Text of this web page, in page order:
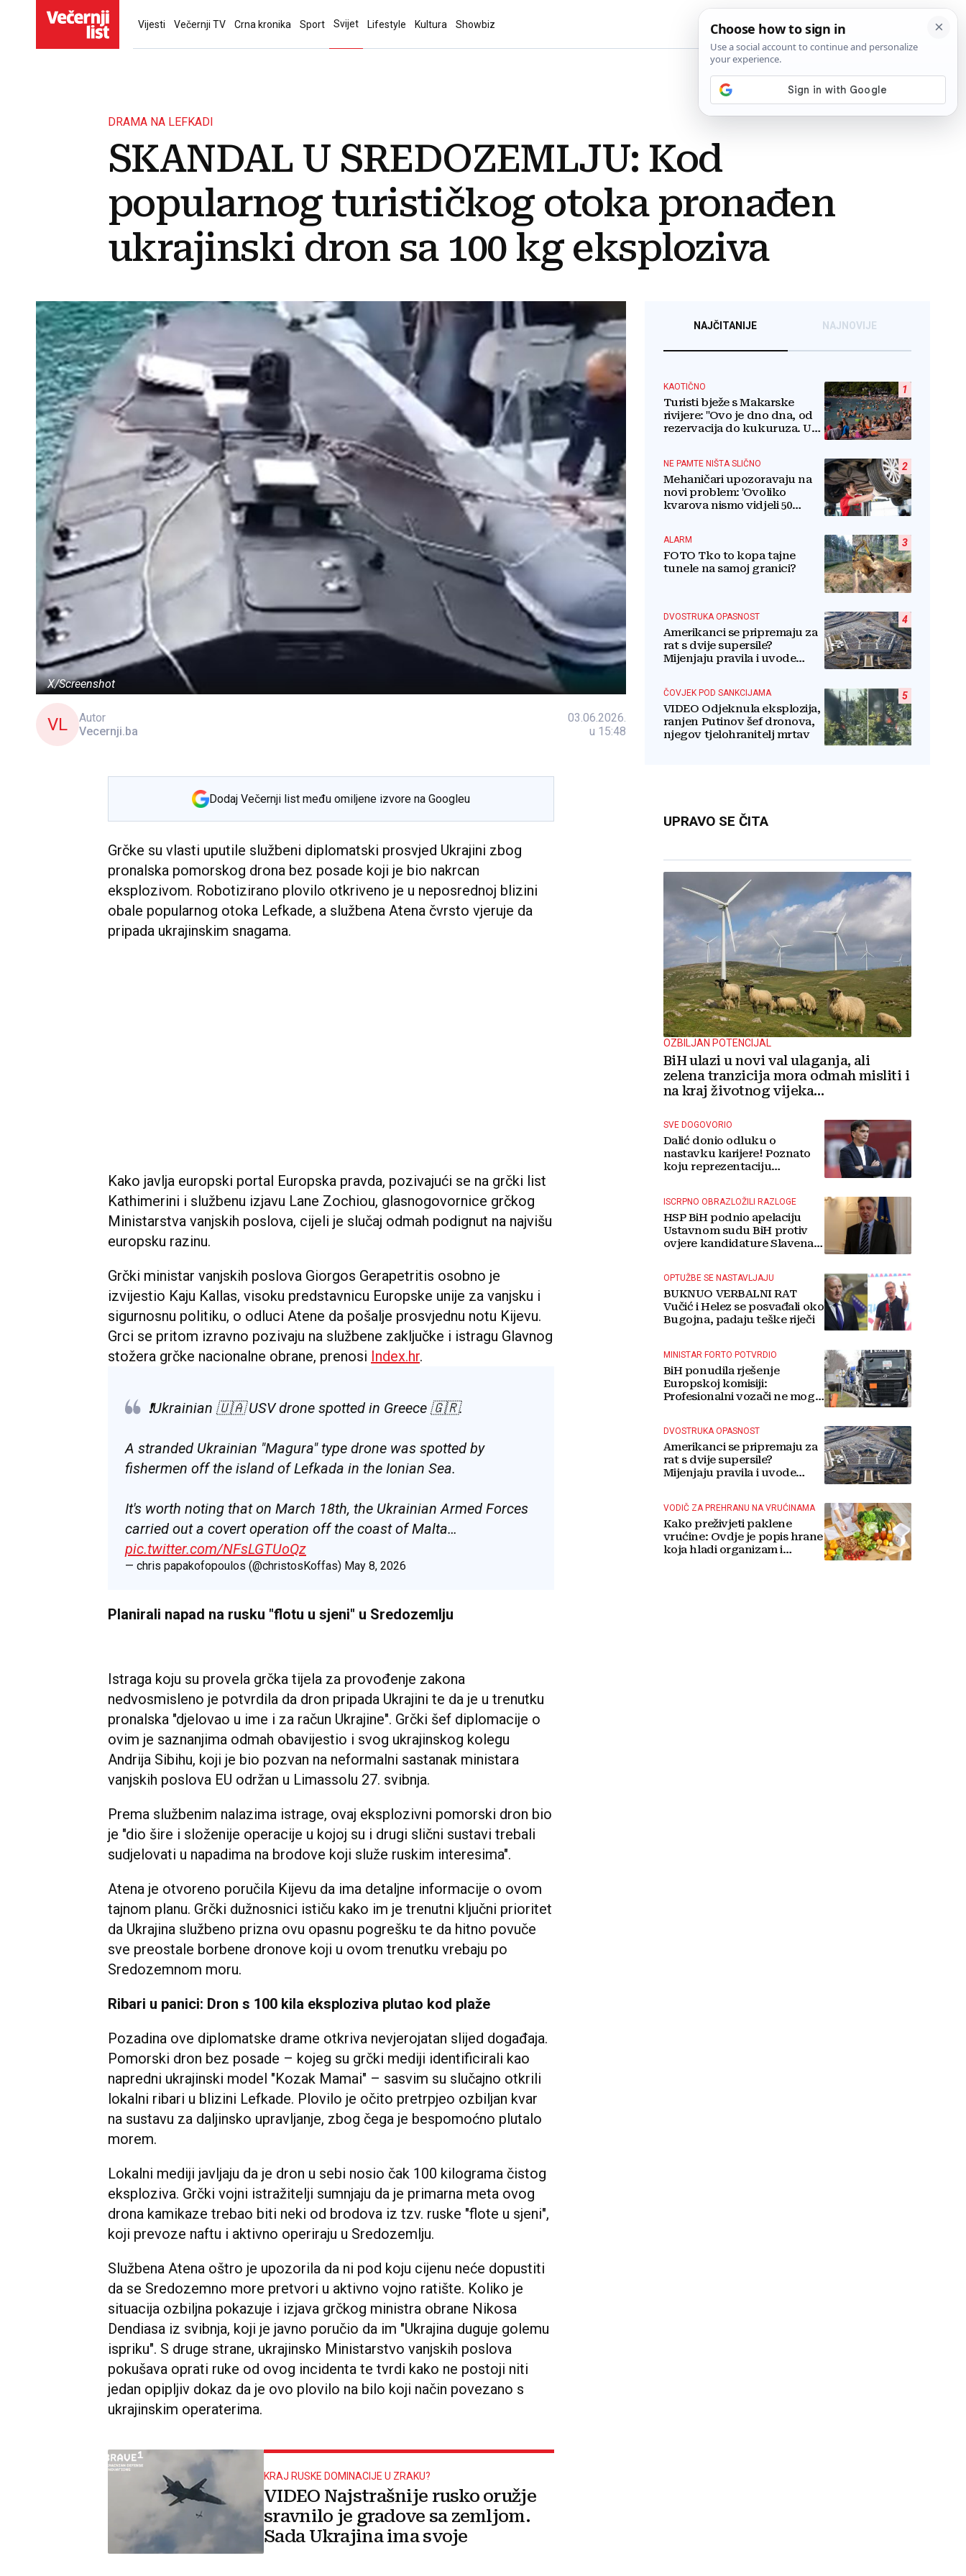
Vijesti Večernji TV Crna kronika Sport Svijet Lifestyle Kultura Showbiz
DRAMA NA LEFKADI
SKANDAL U SREDOZEMLJU: Kod
popularnog turističkog otoka pronađen
ukrajinski dron sa 100 kg eksploziva
X/Screenshot
VL
Autor
Vecernji.ba
03.06.2026.
u 15:48
Dodaj Večernji list među omiljene izvore na Googleu
Grčke su vlasti uputile službeni diplomatski prosvjed Ukrajini zbog
pronalska pomorskog drona bez posade koji je bio nakrcan
eksplozivom. Robotizirano plovilo otkriveno je u neposrednoj blizini
obale popularnog otoka Lefkade, a službena Atena čvrsto vjeruje da
pripada ukrajinskim snagama.
Kako javlja europski portal Europska pravda, pozivajući se na grčki list
Kathimerini i službenu izjavu Lane Zochiou, glasnogovornice grčkog
Ministarstva vanjskih poslova, cijeli je slučaj odmah podignut na najvišu
europsku razinu.
Grčki ministar vanjskih poslova Giorgos Gerapetritis osobno je
izvijestio Kaju Kallas, visoku predstavnicu Europske unije za vanjsku i
sigurnosnu politiku, o odluci Atene da pošalje prosvjednu notu Kijevu.
Grci se pritom izravno pozivaju na službene zaključke i istragu Glavnog
stožera grčke nacionalne obrane, prenosi Index.hr.
❗Ukrainian 🇺🇦 USV drone spotted in Greece 🇬🇷.
A stranded Ukrainian "Magura" type drone was spotted by
fishermen off the island of Lefkada in the Ionian Sea.
It's worth noting that on March 18th, the Ukrainian Armed Forces
carried out a covert operation off the coast of Malta…
pic.twitter.com/NFsLGTUoQz
— chris papakofopoulos (@christosKoffas) May 8, 2026
Planirali napad na rusku "flotu u sjeni" u Sredozemlju
Istraga koju su provela grčka tijela za provođenje zakona
nedvosmisleno je potvrdila da dron pripada Ukrajini te da je u trenutku
pronalska "djelovao u ime i za račun Ukrajine". Grčki šef diplomacije o
ovim je saznanjima odmah obavijestio i svog ukrajinskog kolegu
Andrija Sibihu, koji je bio pozvan na neformalni sastanak ministara
vanjskih poslova EU održan u Limassolu 27. svibnja.
Prema službenim nalazima istrage, ovaj eksplozivni pomorski dron bio
je "dio šire i složenije operacije u kojoj su i drugi slični sustavi trebali
sudjelovati u napadima na brodove koji služe ruskim interesima".
Atena je otvoreno poručila Kijevu da ima detaljne informacije o ovom
tajnom planu. Grčki dužnosnici ističu kako im je trenutni ključni prioritet
da Ukrajina službeno prizna ovu opasnu pogrešku te da hitno povuče
sve preostale borbene dronove koji u ovom trenutku vrebaju po
Sredozemnom moru.
Ribari u panici: Dron s 100 kila eksploziva plutao kod plaže
Pozadina ove diplomatske drame otkriva nevjerojatan slijed događaja.
Pomorski dron bez posade – kojeg su grčki mediji identificirali kao
napredni ukrajinski model "Kozak Mamai" – sasvim su slučajno otkrili
lokalni ribari u blizini Lefkade. Plovilo je očito pretrpjeo ozbiljan kvar
na sustavu za daljinsko upravljanje, zbog čega je bespomoćno plutalo
morem.
Lokalni mediji javljaju da je dron u sebi nosio čak 100 kilograma čistog
eksploziva. Grčki vojni istražitelji sumnjaju da je primarna meta ovog
drona kamikaze trebao biti neki od brodova iz tzv. ruske "flote u sjeni",
koji prevoze naftu i aktivno operiraju u Sredozemlju.
Službena Atena oštro je upozorila da ni pod koju cijenu neće dopustiti
da se Sredozemno more pretvori u aktivno vojno ratište. Koliko je
situacija ozbiljna pokazuje i izjava grčkog ministra obrane Nikosa
Dendiasa iz svibnja, koji je javno poručio da im "Ukrajina duguje golemu
ispriku". S druge strane, ukrajinsko Ministarstvo vanjskih poslova
pokušava oprati ruke od ovog incidenta te tvrdi kako ne postoji niti
jedan opipljiv dokaz da je ovo plovilo na bilo koji način povezano s
ukrajinskim operaterima.
KRAJ RUSKE DOMINACIJE U ZRAKU?
VIDEO Najstrašnije rusko oružje
sravnilo je gradove sa zemljom.
Sada Ukrajina ima svoje
NAJČITANIJE NAJNOVIJE
1
KAOTIČNO
Turisti bježe s Makarske
rivijere: "Ovo je dno dna, od
rezervacija do kukuruza. U
2
NE PAMTE NIŠTA SLIČNO
Mehaničari upozoravaju na
novi problem: 'Ovoliko
kvarova nismo vidjeli 50
3
ALARM
FOTO Tko to kopa tajne
tunele na samoj granici?
4
DVOSTRUKA OPASNOST
Amerikanci se pripremaju za
rat s dvije supersile?
Mijenjaju pravila i uvode
5
ČOVJEK POD SANKCIJAMA
VIDEO Odjeknula eksplozija,
ranjen Putinov šef dronova,
njegov tjelohranitelj mrtav
UPRAVO SE ČITA
OZBILJAN POTENCIJAL
BiH ulazi u novi val ulaganja, ali
zelena tranzicija mora odmah misliti i
na kraj životnog vijeka
SVE DOGOVORIO
Dalić donio odluku o
nastavku karijere! Poznato
koju reprezentaciju
ISCRPNO OBRAZLOŽILI RAZLOGE
HSP BiH podnio apelaciju
Ustavnom sudu BiH protiv
ovjere kandidature Slavena
OPTUŽBE SE NASTAVLJAJU
BUKNUO VERBALNI RAT
Vučić i Helez se posvađali oko
Bugojna, padaju teške riječi
MINISTAR FORTO POTVRDIO
BiH ponudila rješenje
Europskoj komisiji:
Profesionalni vozači ne mogu
DVOSTRUKA OPASNOST
Amerikanci se pripremaju za
rat s dvije supersile?
Mijenjaju pravila i uvode
VODIČ ZA PREHRANU NA VRUĆINAMA
Kako preživjeti paklene
vrućine: Ovdje je popis hrane
koja hladi organizam i